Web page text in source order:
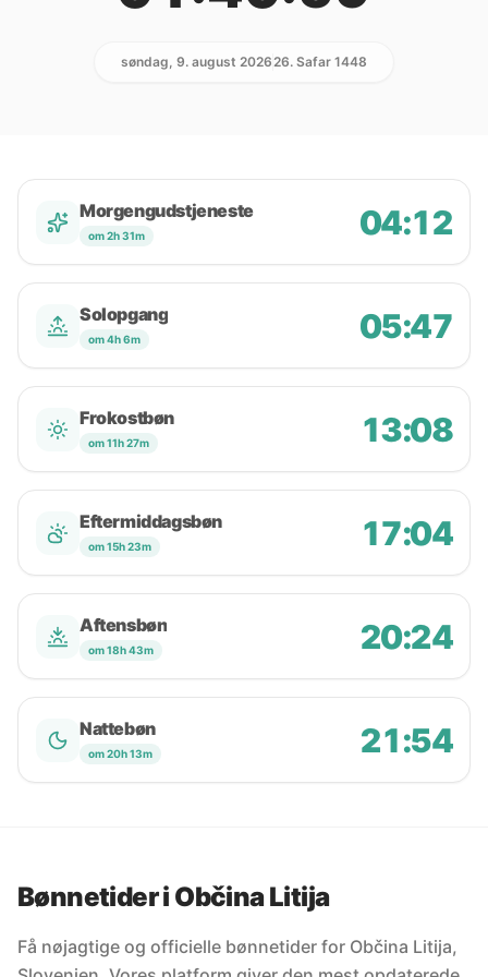
søndag, 9. august 202626. Safar 1448
Morgengudstjeneste
om 2h 31m 04:12
Solopgang
om 4h 6m 05:47
Frokostbøn
om 11h 27m 13:08
Eftermiddagsbøn
om 15h 23m 17:04
Aftensbøn
om 18h 43m 20:24
Nattebøn
om 20h 13m 21:54
Bønnetider i Občina Litija
Få nøjagtige og officielle bønnetider for Občina Litija,